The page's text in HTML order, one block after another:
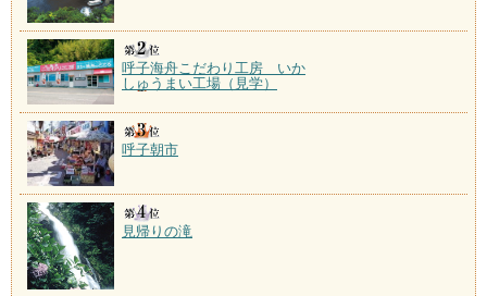
呼子海舟こだわり工房 いか
しゅうまい工場（見学）
呼子朝市
見帰りの滝